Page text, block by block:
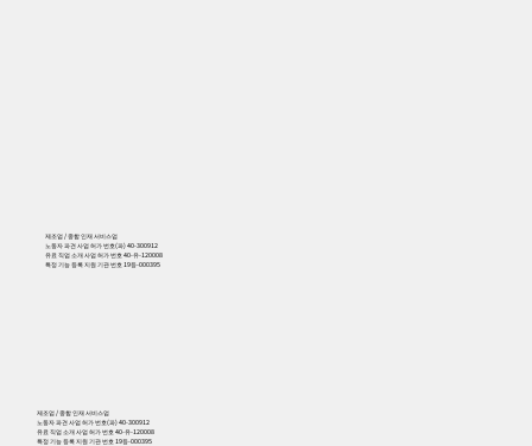
제조업 / 종합 인재 서비스업
노동자 파견 사업 허가 번호(파) 40-300912
유료 직업 소개 사업 허가 번호 40-유-120008
특정 기능 등록 지원 기관 번호 19등-000395
제조업 / 종합 인재 서비스업
노동자 파견 사업 허가 번호(파) 40-300912
유료 직업 소개 사업 허가 번호 40-유-120008
특정 기능 등록 지원 기관 번호 19등-000395